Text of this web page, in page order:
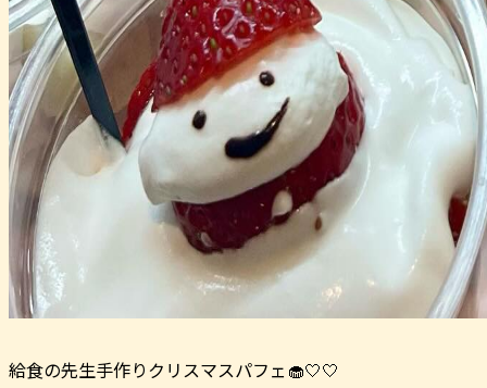
給食の先生手作りクリスマスパフェ🧁🤍🤍